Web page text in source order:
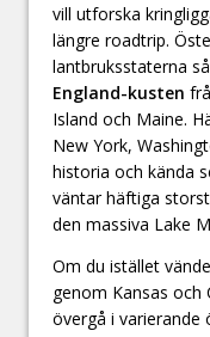
vill utforska
längre roadtrip.
lantbruksstaterna
England-kusten
Island och Maine.
New York,
historia och kända
väntar häftiga
den massiva Lake
Om du istället
genom Kansas
övergå i varierande